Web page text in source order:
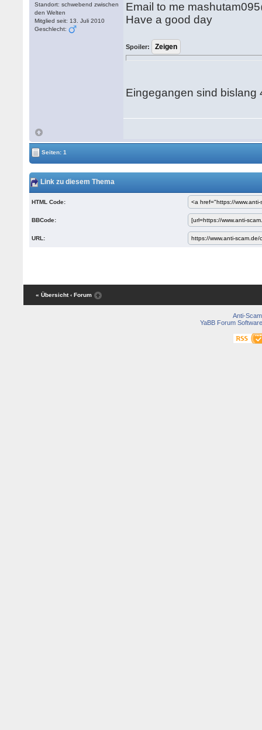
Standort: schwebend zwischen
den Welten
Mitglied seit: 13. Juli 2010
Geschlecht:
Email to me
Have a good day
Spoiler:
Eingegangen sind bislang
Seiten: 1
Link zu diesem Thema
HTML Code:
BBCode:
URL:
« Übersicht ‹ Forum
Anti-Scam
YaBB Forum Software